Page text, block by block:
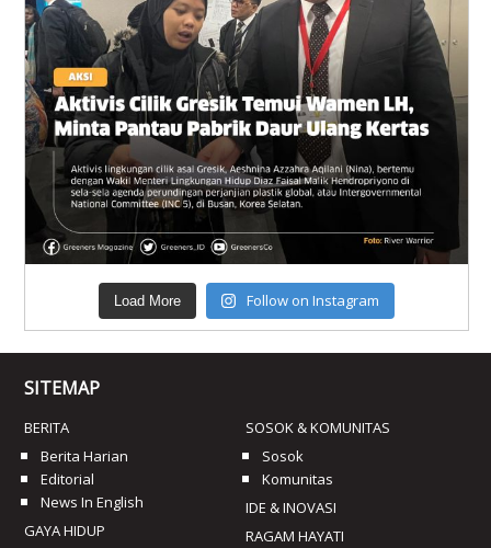
Load More Follow on Instagram
SITEMAP
BERITA
Berita Harian
Editorial
News In English
GAYA HIDUP
SOSOK & KOMUNITAS
Sosok
Komunitas
IDE & INOVASI
RAGAM HAYATI